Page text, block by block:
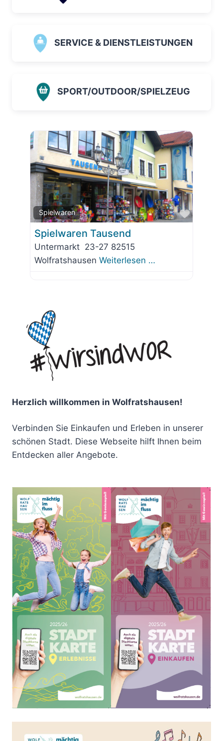
SERVICE & DIENSTLEISTUNGEN
SPORT/OUTDOOR/SPIELZEUG
Spielwaren
Favorit
Spielwaren Tausend
Untermarkt 23-27 82515
Wolfratshausen Weiterlesen …
Herzlich willkommen in Wolfratshausen!
Verbinden Sie Einkaufen und Erleben in unserer
schönen Stadt. Diese Webseite hilft Ihnen beim
Entdecken aller Angebote.